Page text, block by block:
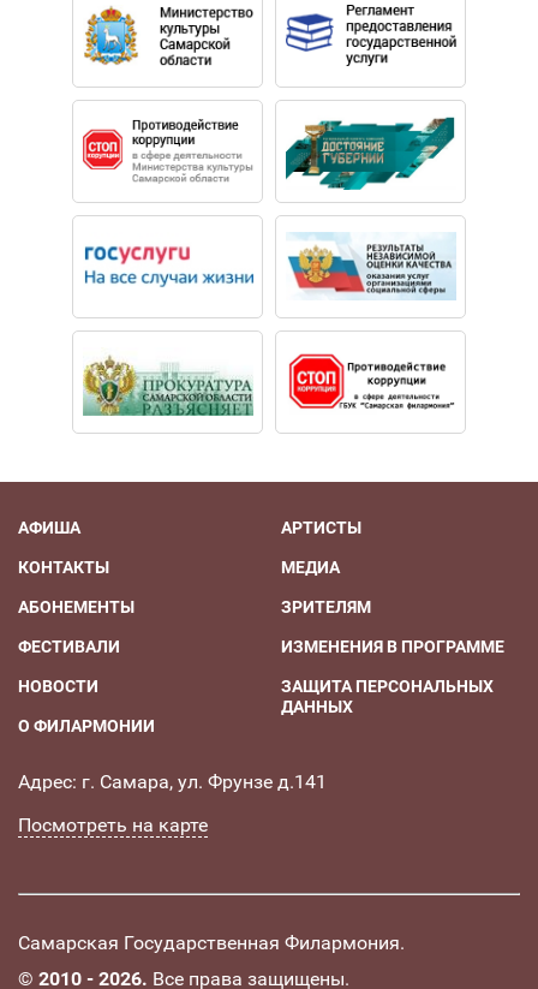
АФИША
КОНТАКТЫ
АБОНЕМЕНТЫ
ФЕСТИВАЛИ
НОВОСТИ
О ФИЛАРМОНИИ
АРТИСТЫ
МЕДИА
ЗРИТЕЛЯМ
ИЗМЕНЕНИЯ В ПРОГРАММЕ
ЗАЩИТА ПЕРСОНАЛЬНЫХ
ДАННЫХ
Адрес: г. Самара, ул. Фрунзе д.141
Посмотреть на карте
Самарская Государственная Филармония.
© 2010 - 2026. Все права защищены.